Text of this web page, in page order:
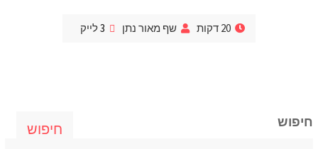
20 דקות שף מאור נתן 3לייק
חיפוש חיפוש